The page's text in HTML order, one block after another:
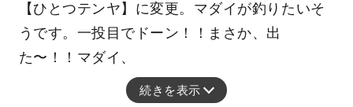
【ひとつテンヤ】に変更。マダイが釣りたいそ
うです。一投目でドーン！！まさか、出
た〜！！マダイ、
続きを表示